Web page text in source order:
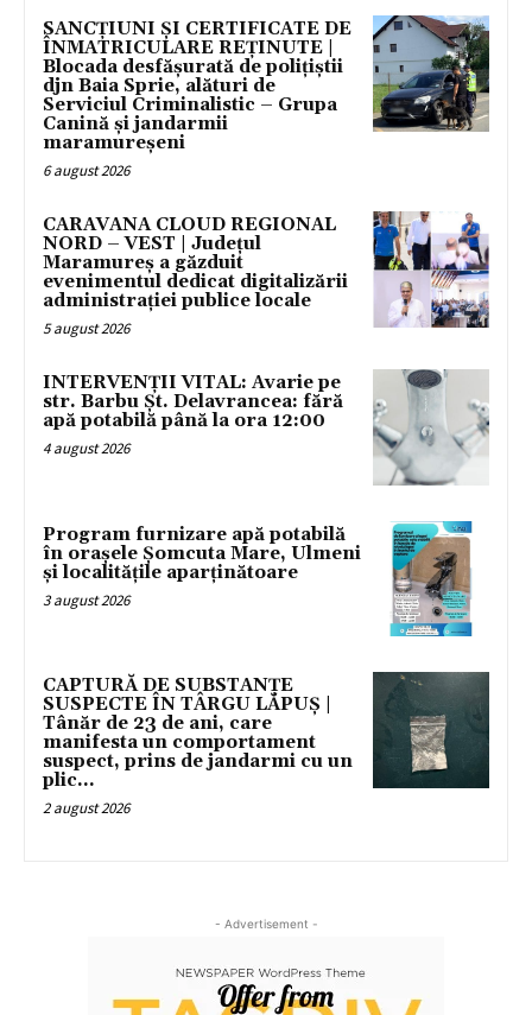
SANCȚIUNI ȘI CERTIFICATE DE
ÎNMATRICULARE REȚINUTE |
Blocada desfășurată de polițiștii
djn Baia Sprie, alături de
Serviciul Criminalistic – Grupa
Canină și jandarmii
maramureșeni
6 august 2026
CARAVANA CLOUD REGIONAL
NORD – VEST | Județul
Maramureș a găzduit
evenimentul dedicat digitalizării
administrației publice locale
5 august 2026
INTERVENȚII VITAL: Avarie pe
str. Barbu Șt. Delavrancea: fără
apă potabilă până la ora 12:00
4 august 2026
Program furnizare apă potabilă
în orașele Șomcuta Mare, Ulmeni
și localitățile aparținătoare
3 august 2026
CAPTURĂ DE SUBSTANȚE
SUSPECTE ÎN TÂRGU LĂPUȘ |
Tânăr de 23 de ani, care
manifesta un comportament
suspect, prins de jandarmi cu un
plic...
2 august 2026
- Advertisement -